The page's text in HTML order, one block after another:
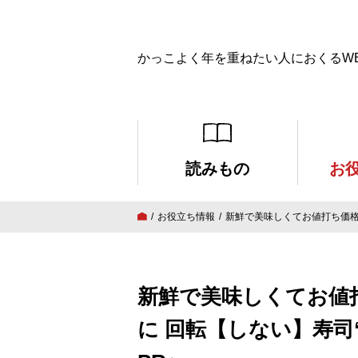
かっこよく年を重ねたい人におくる
読みもの お
お役立ち情報 新鮮で美味しくてお値打ち価
新鮮で美味しくてお
に 回転【しない】寿